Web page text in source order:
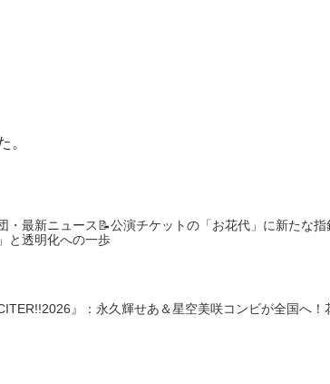
。
・最新ニュース📝公演チケットの「お花代」に新たな
と透明化への一歩
』：永久輝せあ＆星空美咲コンビが全国へ！